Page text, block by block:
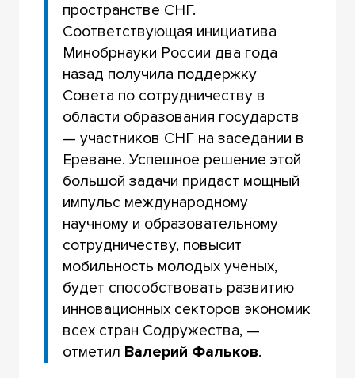
пространстве СНГ.
Соответствующая инициатива
Минобрнауки России два года
назад получила поддержку
Совета по сотрудничеству в
области образования государств
— участников СНГ на заседании в
Ереване. Успешное решение этой
большой задачи придаст мощный
импульс международному
научному и образовательному
сотрудничеству, повысит
мобильность молодых ученых,
будет способствовать развитию
инновационных секторов экономик
всех стран Содружества, —
отметил Валерий Фальков.